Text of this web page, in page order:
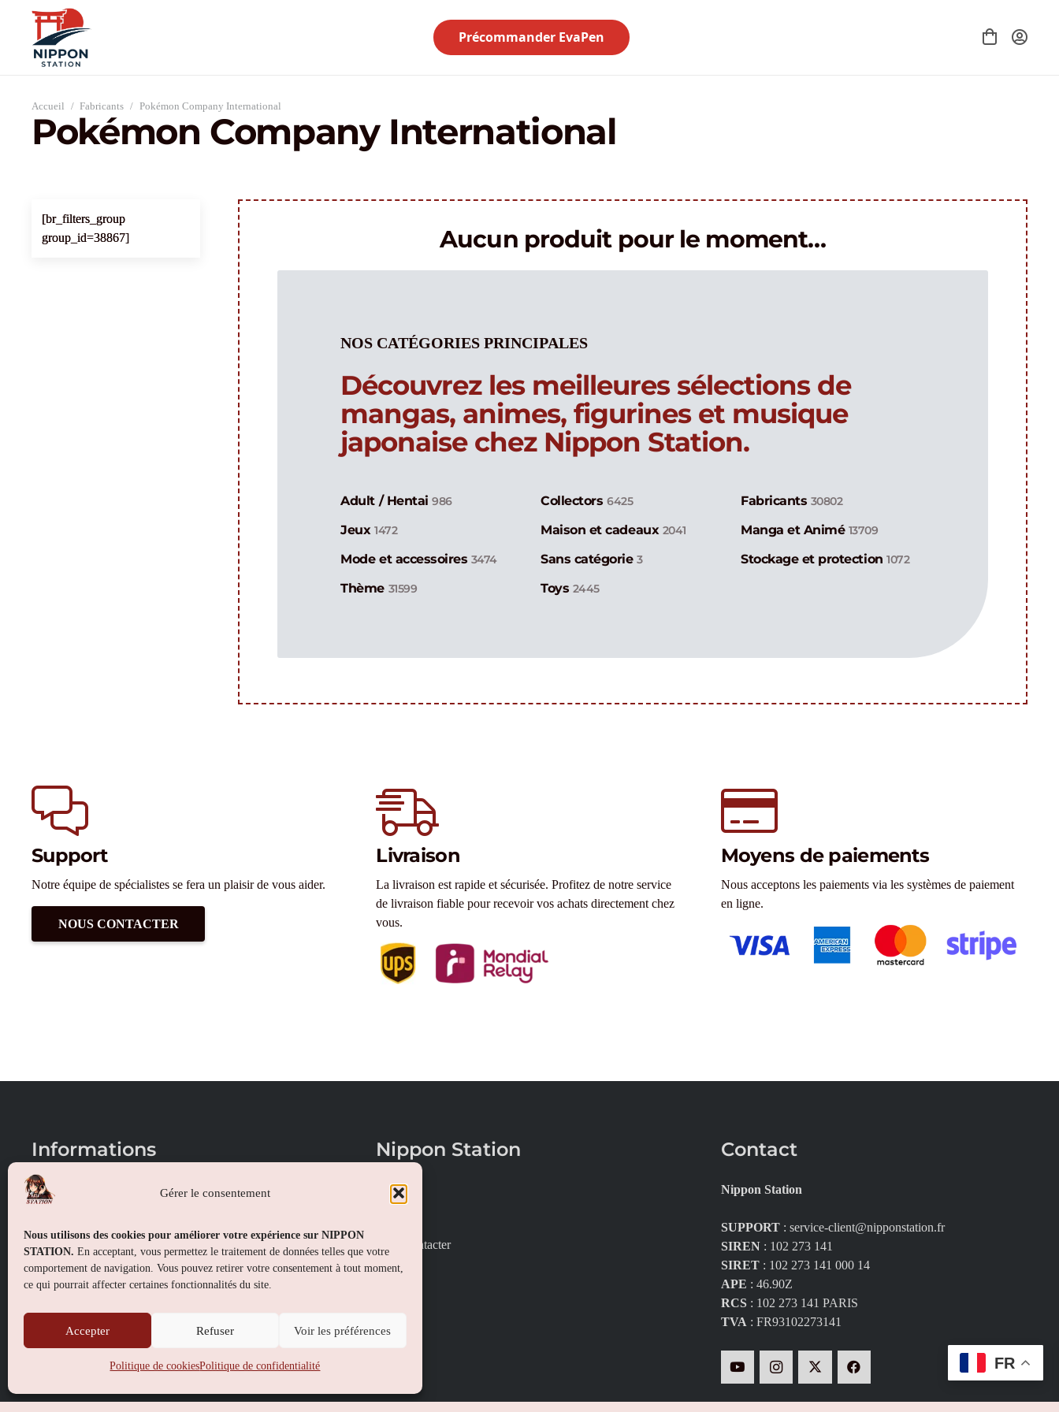
Gérer le consentement
Nous utilisons des cookies pour améliorer votre expérience sur NIPPON
STATION. En acceptant, vous permettez le traitement de données telles que votre
comportement de navigation. Vous pouvez retirer votre consentement à tout moment,
ce qui pourrait affecter certaines fonctionnalités du site.
Accepter Refuser Voir les préférences
Politique de cookiesPolitique de confidentialité
Précommander EvaPen
Accueil / Fabricants / Pokémon Company International
Pokémon Company International
[br_filters_group
group_id=38867]
Aucun produit pour le moment…
NOS CATÉGORIES PRINCIPALES
Découvrez les meilleures sélections de
mangas, animes, figurines et musique
japonaise chez Nippon Station.
Adult / Hentai986 Collectors 6425 Fabricants 30802
Jeux 1472 Maison et cadeaux 2041 Manga et Animé 13709
Mode et accessoires 3474 Sans catégorie3 Stockage et protection1072
Thème 31599 Toys 2445
Support
Notre équipe de spécialistes se fera un plaisir de vous aider.
NOUS CONTACTER
Livraison
La livraison est rapide et sécurisée. Profitez de notre service
de livraison fiable pour recevoir vos achats directement chez
vous.
Moyens de paiements
Nous acceptons les paiements via les systèmes de paiement
en ligne.
Informations
Conditions générales de vente
Politique de confidentialité
Politique de cookies (UE)
Nippon Station
À propos
Nous contacter
Contact
Nippon Station
SUPPORT: service-client@nipponstation.fr
SIREN: 102 273 141
SIRET: 102 273 141 000 14
APE : 46.90Z
RCS: 102 273 141 PARIS
TVA: FR93102273141
FR